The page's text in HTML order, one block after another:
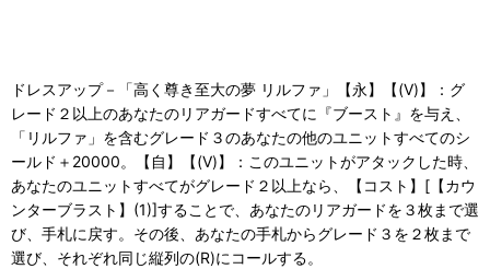
ドレスアップ－「高く尊き至大の夢 リルファ」【永】【(V)】：グ
レード２以上のあなたのリアガードすべてに『ブースト』を与え、
「リルファ」を含むグレード３のあなたの他のユニットすべてのシ
ールド＋20000。【自】【(V)】：このユニットがアタックした時、
あなたのユニットすべてがグレード２以上なら、【コスト】[【カウ
ンターブラスト】(1)]することで、あなたのリアガードを３枚まで選
び、手札に戻す。その後、あなたの手札からグレード３を２枚まで
選び、それぞれ同じ縦列の(R)にコールする。